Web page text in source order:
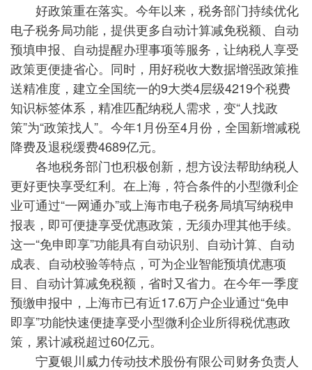
好政策重在落实。今年以来，税务部门持续优化
电子税务局功能，提供更多自动计算减免税额、自动
预填申报、自动提醒办理事项等服务，让纳税人享受
政策更便捷省心。同时，用好税收大数据增强政策推
送精准度，建立全国统一的9大类4层级4219个税费
知识标签体系，精准匹配纳税人需求，变“人找政
策”为“政策找人”。今年1月份至4月份，全国新增减税
降费及退税缓费4689亿元。
各地税务部门也积极创新，想方设法帮助纳税人
更好更快享受红利。在上海，符合条件的小型微利企
业可通过“一网通办”或上海市电子税务局填写纳税申
报表，即可便捷享受优惠政策，无须办理其他手续。
这一“免申即享”功能具有自动识别、自动计算、自动
成表、自动校验等特点，可为企业智能预填优惠项
目、自动计算减免税额，省时又省力。在今年一季度
预缴申报中，上海市已有近17.6万户企业通过“免申
即享”功能快速便捷享受小型微利企业所得税优惠政
策，累计减税超过60亿元。
宁夏银川威力传动技术股份有限公司财务负责人